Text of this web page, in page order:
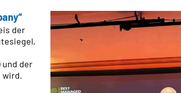
der
und der
wird.